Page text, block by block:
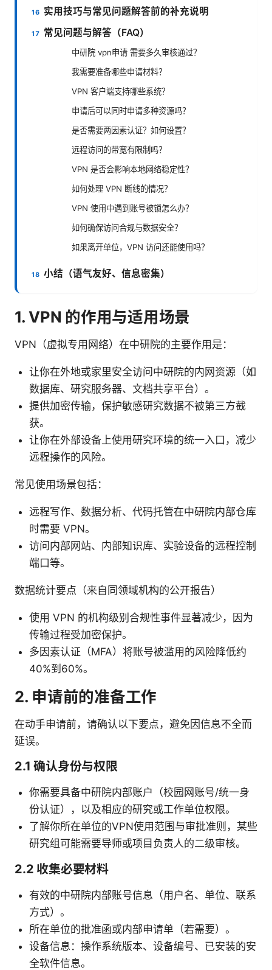
实用技巧与常见问题解答前的补充说明
常见问题与解答（FAQ）
中研院 vpn申请 需要多久审核通过？
我需要准备哪些申请材料？
VPN 客户端支持哪些系统？
申请后可以同时申请多种资源吗？
是否需要两因素认证？如何设置？
远程访问的带宽有限制吗？
VPN 是否会影响本地网络稳定性？
如何处理 VPN 断线的情况？
VPN 使用中遇到账号被锁怎么办？
如何确保访问合规与数据安全？
如果离开单位，VPN 访问还能使用吗？
小结（语气友好、信息密集）
1. VPN 的作用与适用场景
VPN（虚拟专用网络）在中研院的主要作用是：
让你在外地或家里安全访问中研院的内网资源（如
数据库、研究服务器、文档共享平台）。
提供加密传输，保护敏感研究数据不被第三方截
获。
让你在外部设备上使用研究环境的统一入口，减少
远程操作的风险。
常见使用场景包括：
远程写作、数据分析、代码托管在中研院内部仓库
时需要 VPN。
访问内部网站、内部知识库、实验设备的远程控制
端口等。
数据统计要点（来自同领域机构的公开报告）
使用 VPN 的机构级别合规性事件显著减少，因为
传输过程受加密保护。
多因素认证（MFA）将账号被滥用的风险降低约
40%到60%。
2. 申请前的准备工作
在动手申请前，请确认以下要点，避免因信息不全而
延误。
2.1 确认身份与权限
你需要具备中研院内部账户（校园网账号/统一身
份认证），以及相应的研究或工作单位权限。
了解你所在单位的VPN使用范围与审批准则，某些
研究组可能需要导师或项目负责人的二级审核。
2.2 收集必要材料
有效的中研院内部账号信息（用户名、单位、联系
方式）。
所在单位的批准函或内部申请单（若需要）。
设备信息：操作系统版本、设备编号、已安装的安
全软件信息。